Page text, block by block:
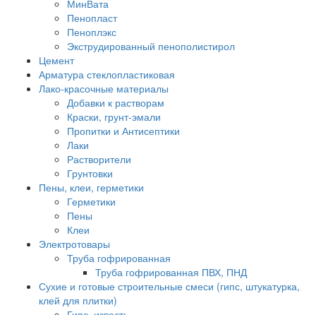
МинВата
Пенопласт
Пеноплэкс
Экструдированный пенополистирол
Цемент
Арматура стеклопластиковая
Лако-красочные материалы
Добавки к растворам
Краски, грунт-эмали
Пропитки и Антисептики
Лаки
Растворители
Грунтовки
Пены, клеи, герметики
Герметики
Пены
Клеи
Электротовары
Труба гофрированная
Труба гофрированная ПВХ, ПНД
Сухие и готовые строительные смеси (гипс, штукатурка,
клей для плитки)